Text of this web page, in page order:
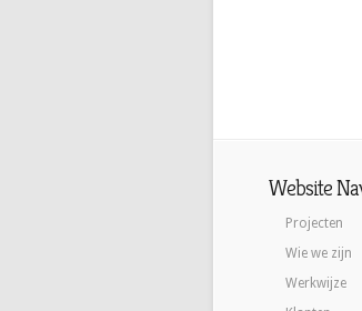
Website
Projecten
Wie we zijn
Werkwijze